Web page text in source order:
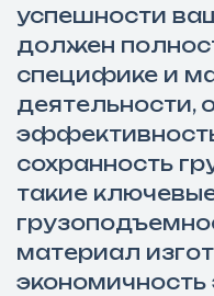
успешности
должен
специфике и
деятельности,
сохранность
такие
материал
экономичность